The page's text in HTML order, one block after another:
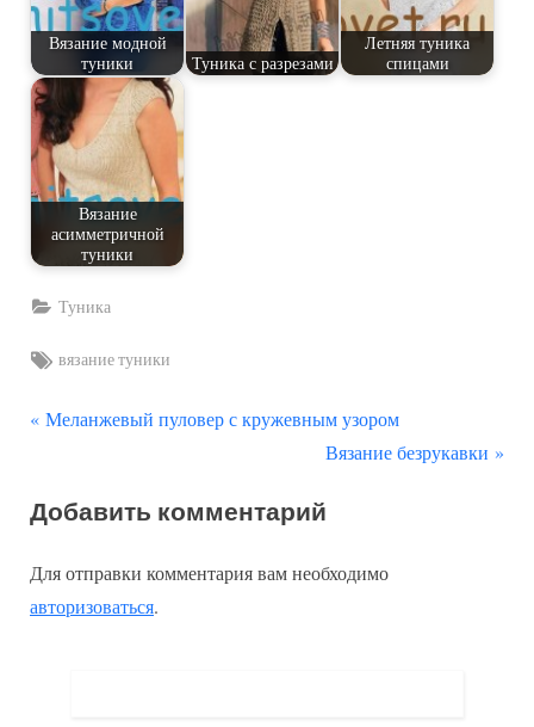
Вязание модной
туники
Туника с разрезами
Летняя туника
спицами
Вязание
асимметричной
туники
Туника
Tags:
вязание туники
Навигация
записям
П
д
д
у
Меланжевый пуловер с кружевным узором
С
е
у
Вязание безрукавки
Добавить комментарий
Для отправки комментария вам необходимо
авторизоваться.